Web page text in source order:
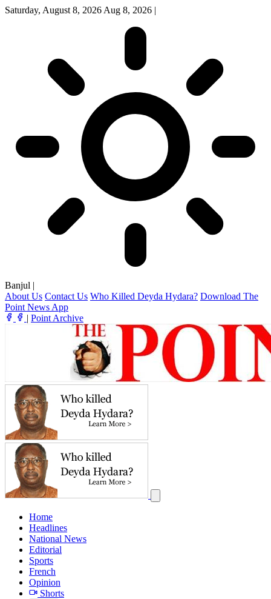
Saturday, August 8, 2026 Aug 8, 2026 |
Banjul |
About Us Contact Us Who Killed Deyda Hydara? Download The
Point News App
| Point Archive
Home
Headlines
National News
Editorial
Sports
French
Opinion
Shorts